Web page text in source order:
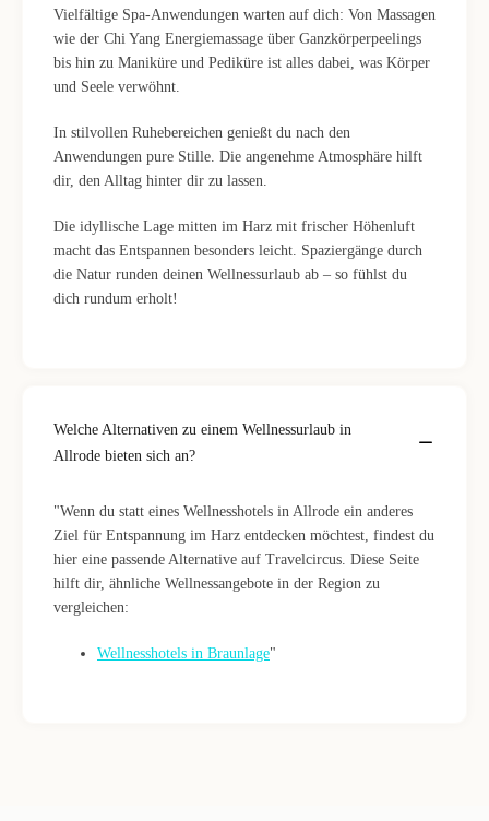
Vielfältige Spa-Anwendungen warten auf dich: Von Massagen
wie der Chi Yang Energiemassage über Ganzkörperpeelings
bis hin zu Maniküre und Pediküre ist alles dabei, was Körper
und Seele verwöhnt.
In stilvollen Ruhebereichen genießt du nach den
Anwendungen pure Stille. Die angenehme Atmosphäre hilft
dir, den Alltag hinter dir zu lassen.
Die idyllische Lage mitten im Harz mit frischer Höhenluft
macht das Entspannen besonders leicht. Spaziergänge durch
die Natur runden deinen Wellnessurlaub ab – so fühlst du
dich rundum erholt!
Welche Alternativen zu einem Wellnessurlaub in
Allrode bieten sich an?
"Wenn du statt eines Wellnesshotels in Allrode ein anderes
Ziel für Entspannung im Harz entdecken möchtest, findest du
hier eine passende Alternative auf Travelcircus. Diese Seite
hilft dir, ähnliche Wellnessangebote in der Region zu
vergleichen:
Wellnesshotels in Braunlage"